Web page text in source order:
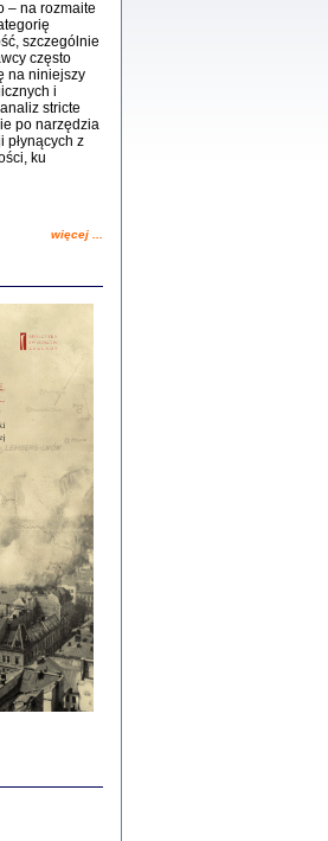
...
Polit
1943-1944
Engelking
– na rozmaite
szczególnie
często
na niniejszy
i
stricte
po narzędzia
z
ku
więcej ...